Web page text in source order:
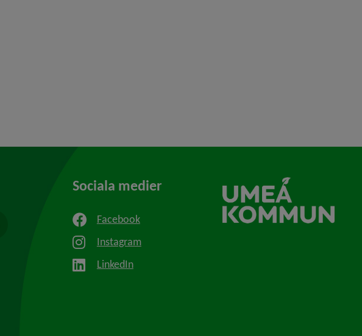
Sociala medier
Facebook
Instagram
LinkedIn